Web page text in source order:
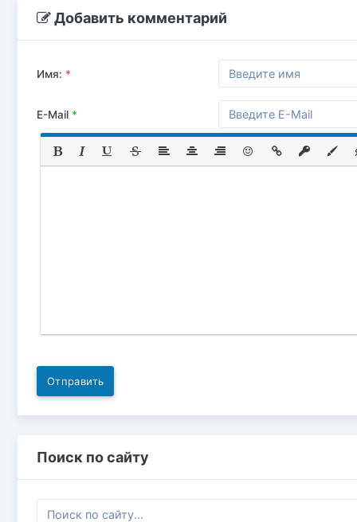
Добавить комментарий
Имя: *
E-Mail *
Отправить
Поиск по сайту